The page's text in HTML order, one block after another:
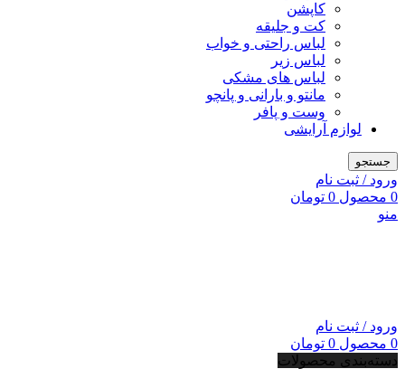
کاپشن
کت و جلیقه
لباس راحتی و خواب
لباس زیر
لباس های مشکی
مانتو و بارانی و پانچو
وست و پافر
لوازم آرایشی
جستجو
ورود / ثبت نام
0 محصول 0 تومان
منو
ورود / ثبت نام
0 محصول 0 تومان
دسته‌بندی محصولات